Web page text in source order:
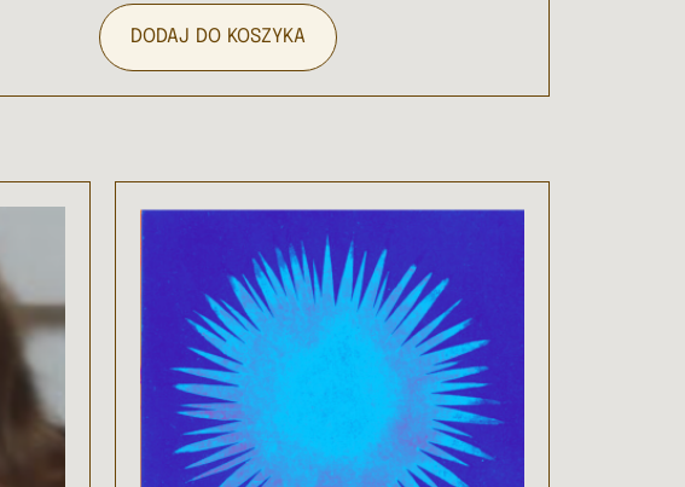
DODAJ DO KOSZYKA